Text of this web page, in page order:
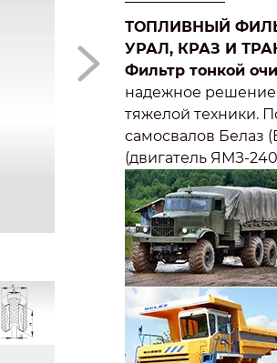
ТОПЛИВНЫЙ
УРАЛ, КРАЗ И
Фильтр тонкой
надежное решение
тяжелой техники.
самосвалов Белаз
(двигатель ЯМЗ-
5551, 6501
К-700А, К-701М, К-
также для Урал
(двигатель ЯМЗ-